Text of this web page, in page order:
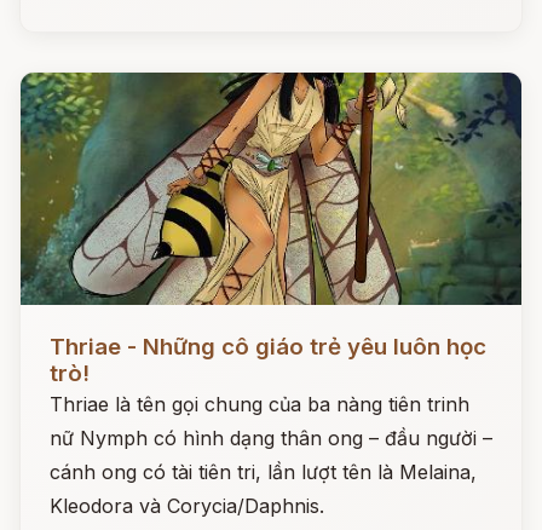
Thriae - Những cô giáo trẻ yêu luôn học
trò!
Thriae là tên gọi chung của ba nàng tiên trinh
nữ Nymph có hình dạng thân ong – đầu người –
cánh ong có tài tiên tri, lần lượt tên là Melaina,
Kleodora và Corycia/Daphnis.